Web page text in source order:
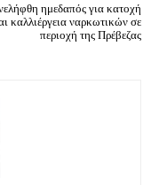
ημεδαπός για κατοχή
καλλιέργεια ναρκωτικών σε
περιοχή της Πρέβεζας